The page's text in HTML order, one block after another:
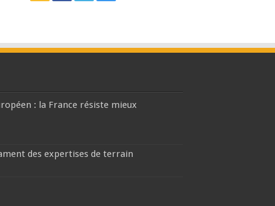
: la France résiste mieux
des expertises de terrain